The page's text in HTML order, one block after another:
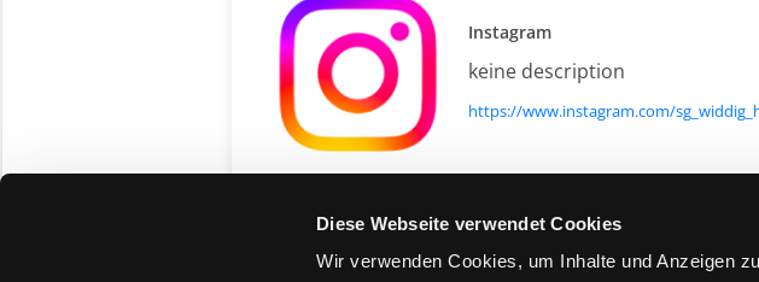
Diese Webseite verwendet Cookies
Wir verwenden Cookies, um Inhalte und Anzeigen
Instagram
keine description
https://www.instagram.com/